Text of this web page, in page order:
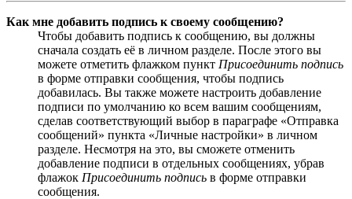
Как мне добавить подпись к своему сообщению?
Чтобы добавить подпись к сообщению, вы должны
сначала создать её в личном разделе. После этого вы
можете отметить флажком пункт Присоединить подпись
в форме отправки сообщения, чтобы подпись
добавилась. Вы также можете настроить добавление
подписи по умолчанию ко всем вашим сообщениям,
сделав соответствующий выбор в параграфе «Отправка
сообщений» пункта «Личные настройки» в личном
разделе. Несмотря на это, вы сможете отменить
добавление подписи в отдельных сообщениях, убрав
флажок Присоединить подпись в форме отправки
сообщения.